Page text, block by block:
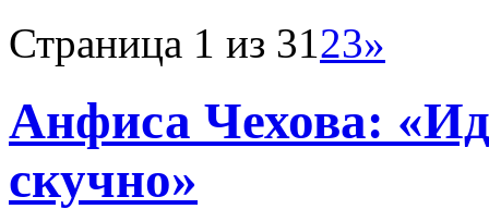
Страница 1 из 3123»
Анфиса Чехова:
скучно»